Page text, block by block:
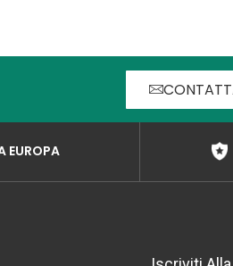
EUROPA